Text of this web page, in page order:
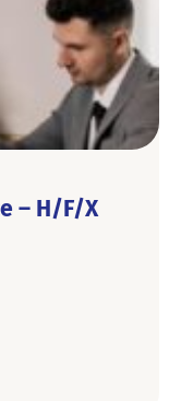
– H/F/X